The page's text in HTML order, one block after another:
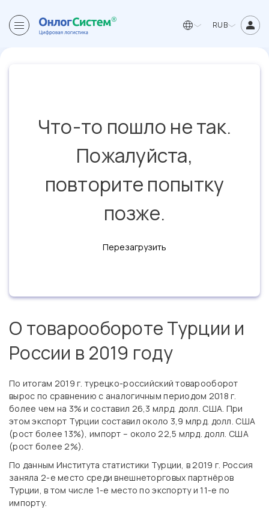
RUB
Что-то пошло не так.
Пожалуйста,
повторите попытку
позже.
Перезагрузить
О товарообороте Турции и
России в 2019 году
По итогам 2019 г. турецко-российский товарооборот
вырос по сравнению с аналогичным периодом 2018 г.
более чем на 3% и составил 26,3 млрд. долл. США. При
этом экспорт Турции составил около 3,9 млрд. долл. США
(рост более 13%), импорт – около 22,5 млрд. долл. США
(рост более 2%).
По данным Института статистики Турции, в 2019 г. Россия
заняла 2-е место среди внешнеторговых партнёров
Турции, в том числе 1-е место по экспорту и 11-е по
импорту.